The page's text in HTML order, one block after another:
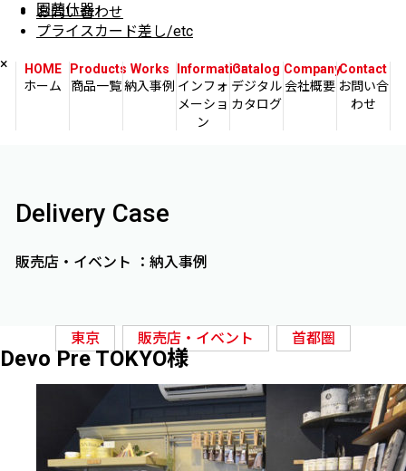
お問い合わせ
HOME
ホーム
Products
商品一覧
Works
納入事例
Information
インフォ
メーショ
ン
Catalog
デジタル
カタログ
Company
会社概要
Contact
お問い合
わせ
Delivery Case
販売店・イベント ：納入事例
東京 販売店・イベント 首都圏
Devo Pre TOKYO様
園芸什器
プライスカード差し/etc
×